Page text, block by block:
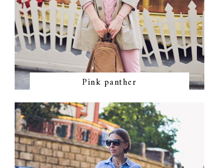
Pink panther